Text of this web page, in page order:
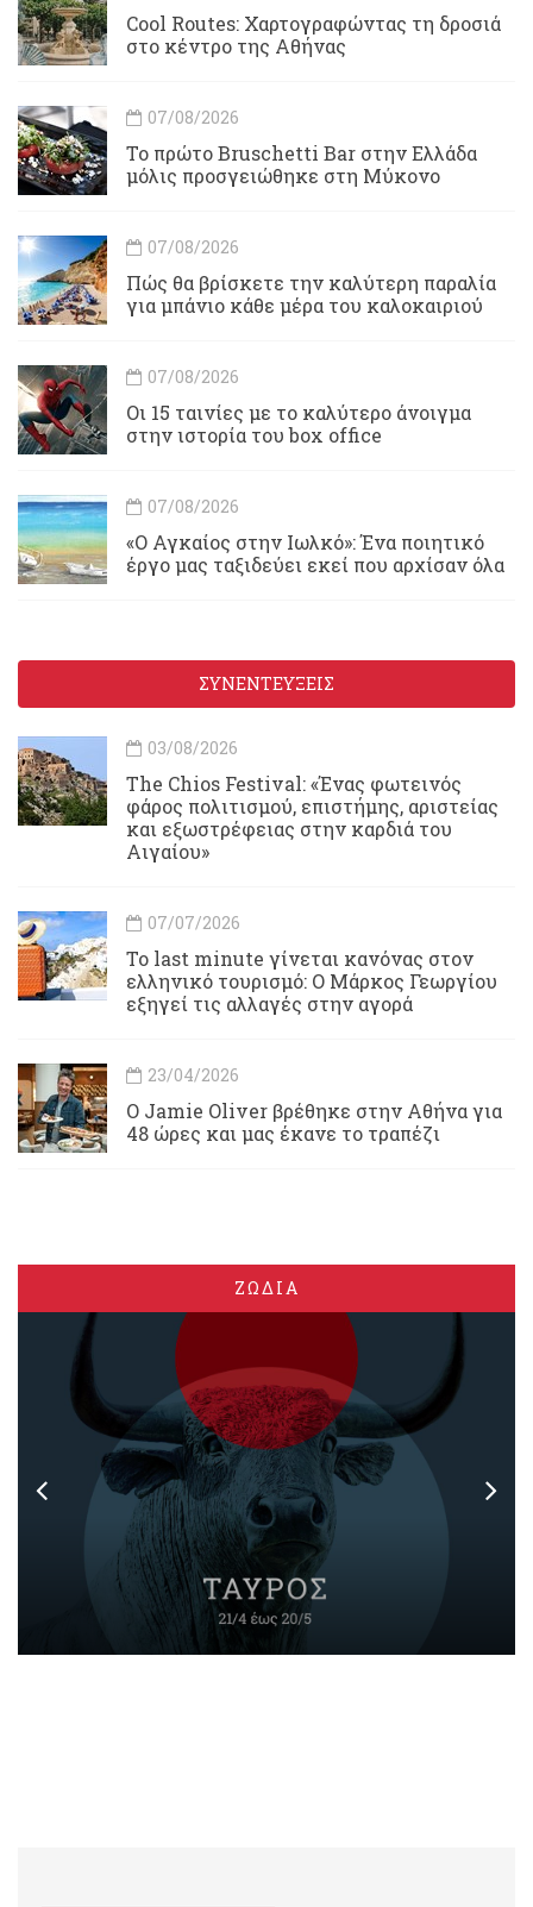
Cool Routes: Χαρτογραφώντας τη δροσιά
στο κέντρο της Αθήνας
07/08/2026
Το πρώτο Bruschetti Bar στην Ελλάδα
μόλις προσγειώθηκε στη Μύκονο
07/08/2026
Πώς θα βρίσκετε την καλύτερη παραλία
για μπάνιο κάθε μέρα του καλοκαιριού
07/08/2026
Οι 15 ταινίες με το καλύτερο άνοιγμα
στην ιστορία του box office
07/08/2026
«Ο Αγκαίος στην Ιωλκό»: Ένα ποιητικό
έργο μας ταξιδεύει εκεί που αρχίσαν όλα
ΣΥΝΕΝΤΕΥΞΕΙΣ
03/08/2026
Τhe Chios Festival: «Ένας φωτεινός
φάρος πολιτισμού, επιστήμης, αριστείας
και εξωστρέφειας στην καρδιά του
Αιγαίου»
07/07/2026
Το last minute γίνεται κανόνας στον
ελληνικό τουρισμό: Ο Μάρκος Γεωργίου
εξηγεί τις αλλαγές στην αγορά
23/04/2026
Ο Jamie Oliver βρέθηκε στην Αθήνα για
48 ώρες και μας έκανε το τραπέζι
ΖΩΔΙΑ